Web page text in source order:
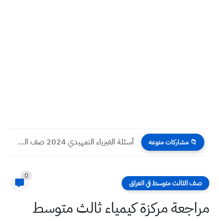
📁 مشاركات منوعه أسئلة الفيزياء التمهيدي 2024 صف السادس العلمي
صف الثالث متوسط في العراق
0
مراجعة مركزة كيمياء ثالث متوسط